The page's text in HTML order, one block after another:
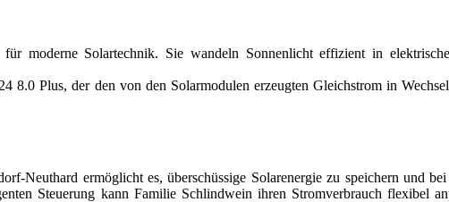
moderne Solartechnik. Sie wandeln Sonnenlicht effizient in
Plus, der den von den Solarmodulen erzeugten Gleichstrom in
ermöglicht es, überschüssige Solarenergie zu speichern und
Steuerung kann Familie Schlindwein ihren Stromverbrauch flexibel